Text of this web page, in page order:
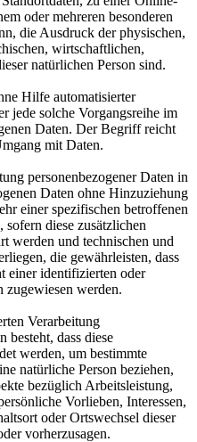
oder mehreren besonderen
die Ausdruck der physischen,
wirtschaftlichen,
natürlichen Person sind.
Hilfe automatisierter
jede solche Vorgangsreihe im
Daten. Der Begriff reicht
mit Daten.
personenbezogener Daten in
Daten ohne Hinzuziehung
einer spezifischen betroffenen
diese zusätzlichen
werden und technischen und
die gewährleisten, dass
einer identifizierten oder
zugewiesen werden.
Verarbeitung
besteht, dass diese
werden, um bestimmte
natürliche Person beziehen,
bezüglich Arbeitsleistung,
Vorlieben, Interessen,
oder Ortswechsel dieser
vorherzusagen.